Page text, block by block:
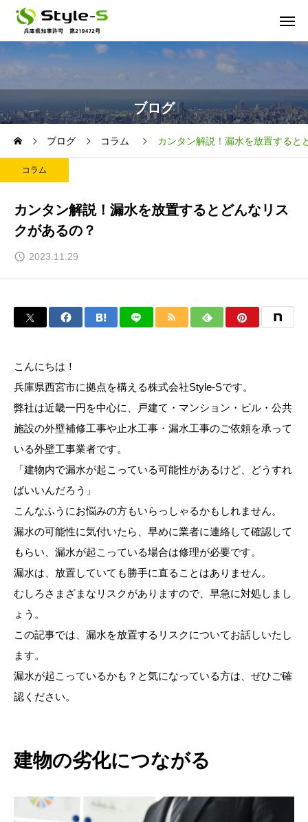
ブログ
ブログ コラム カンタン解説！漏水を放置すると
コラム
カンタン解説！漏水を放置するとどんなリス
クがあるの？
2023.11.29
こんにちは！
兵庫県西宮市に拠点を構える株式会社Style-Sです。
弊社は近畿一円を中心に、戸建て・マンション・ビル・公共
施設の外壁補修工事や止水工事・漏水工事のご依頼を承って
いる外壁工事業者です。
「建物内で漏水が起こっている可能性があるけど、どうすれ
ばいいんだろう」
こんなふうにお悩みの方もいらっしゃるかもしれません。
漏水の可能性に気付いたら、早めに業者に連絡して確認して
もらい、漏水が起こっている場合は修理が必要です。
漏水は、放置していても勝手に直ることはありません。
むしろさまざまなリスクがありますので、早急に対処しまし
ょう。
この記事では、漏水を放置するリスクについてお話しいたし
ます。
漏水が起こっているかも？と気になっている方は、ぜひご確
認ください。
建物の劣化につながる